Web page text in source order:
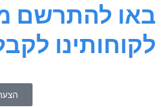
באו להתרשם
לקוחותינו